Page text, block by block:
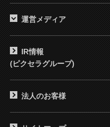
運営メディア
IR情報
(ピクセラグループ)
法人のお客様